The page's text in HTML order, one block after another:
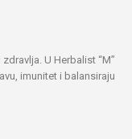
U Herbalist “M”
imunitet i balansiraju